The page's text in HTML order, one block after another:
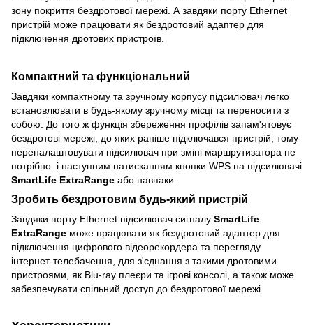
зону покриття бездротової мережі. А завдяки порту Ethernet
пристрій може працювати як бездротовий адаптер для
підключення дротових пристроїв.
Компактний та функціональний
Завдяки компактному та зручному корпусу підсилювач легко
встановлювати в будь-якому зручному місці та переносити з
собою. До того ж функція збереження профілів запам'ятовує
бездротові мережі, до яких раніше підключався пристрій, тому
переналаштовувати підсилювач при зміні маршрутизатора не
потрібно. і наступним натисканням кнопки WPS на підсилювачі
SmartLife ExtraRange або навпаки.
Зробить бездротовим будь-який пристрій
Завдяки порту Ethernet підсилювач сигналу SmartLife
ExtraRange може працювати як бездротовий адаптер для
підключення цифрового відеорекордера та перегляду
інтернет-телебачення, для з'єднання з такими дротовими
пристроями, як Blu-ray плеєри та ігрові консолі, а також може
забезпечувати спільний доступ до бездротової мережі.